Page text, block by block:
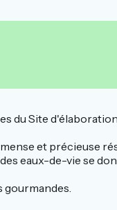
du Site
et précieuse
eaux-de-vie se
gourmandes.